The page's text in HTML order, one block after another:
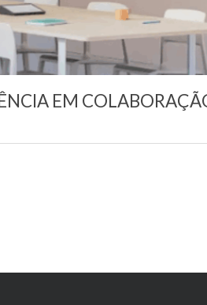
EM